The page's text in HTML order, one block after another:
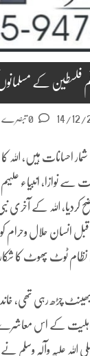
فلسطین کے مسلمانوں
14/12/
احسانات ہیں،
سے نوازا، انبیاء
اللہ کے آخری نبی
انسان حلال وحرام
نظام ٹوٹ پھوٹ کا شکار
بھینٹ چڑھ رہی تھی،
جاہلیت کے اس
اللہ علیہ وآلہ وسلم